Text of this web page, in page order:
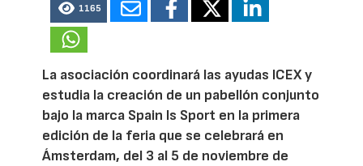
1165
La asociación coordinará las ayudas ICEX y
estudia la creación de un pabellón conjunto
bajo la marca Spain Is Sport en la primera
edición de la feria que se celebrará en
Ámsterdam, del 3 al 5 de noviembre de